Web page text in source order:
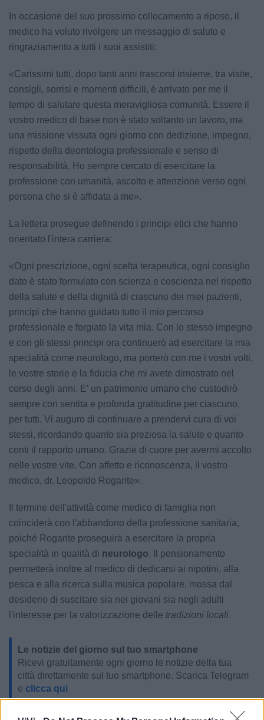
In occasione del suo prossimo collocamento a riposo, il
medico ha voluto rivolgere un messaggio di saluto e
ringraziamento a tutti i suoi assistiti:
«Carissimi tutti, dopo tanti anni trascorsi insieme, tra visite,
consigli, sorrisi e momenti difficili, è arrivato per me il
tempo di salutare questa meravigliosa comunità. Essere il
vostro medico di base non è stato soltanto un lavoro, ma
una missione vissuta ogni giorno con dedizione, impegno,
rispetto della deontologia professionale e senso di
responsabilità. Ho sempre cercato di esercitare la
professione con umanità, ascolto e attenzione verso ogni
persona che si è affidata a me».
La lettera prosegue definendo i principi etici che hanno
orientato l'intera carriera:
«Ogni prescrizione, ogni scelta terapeutica, ogni consiglio
dato è stato formulato con scienza e coscienza nel rispetto
della salute e della dignità di ciascuno dei miei pazienti,
principi che hanno guidato tutto il mio percorso
professionale e forgiato la vita mia. Con lo stesso impegno
e con gli stessi principi ora continuerò ad esercitare la mia
specialità come neurologo, ma porterò con me i vostri volti,
le vostre storie e la fiducia che mi avete dimostrato nel
corso degli anni. E’ un patrimonio umano che custodirò
sempre con sentita e profonda gratitudine per ciascuno,
per tutti. Vi auguro di continuare a prendervi cura di voi
stessi, ricordando quanto sia preziosa la salute e quanto
conti il rapporto umano. Grazie di cuore per avermi accolto
nelle vostre vite. Con affetto e riconoscenza, il vostro
medico, dr. Leopoldo Rogante».
Il termine dell'attività come medico di famiglia non
coinciderà con l'abbandono della professione sanitaria,
poiché Rogante proseguirà a esercitare la propria
specialità in qualità di neurologo. Il pensionamento
permetterà inoltre al medico di dedicarsi ai nipotini, alla
pesca e alla ricerca sulla musica popolare, mossa dal
desiderio di suscitare sia nei giovani sia negli adulti
l'interesse per la valorizzazione delle tradizioni locali.
Le notizie del giorno sul tuo smartphone
Ricevi gratuitamente ogni giorno le notizie della tua
città direttamente sul tuo smartphone. Scarica Telegram
e clicca qui